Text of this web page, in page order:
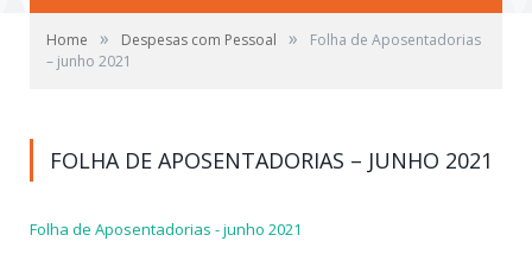
Home » Despesas com Pessoal »
Folha de Aposentadorias
– junho 2021
FOLHA DE APOSENTADORIAS – JUNHO 2021
Folha de Aposentadorias - junho 2021